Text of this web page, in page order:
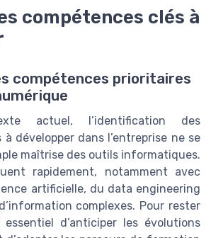
compétences clés à
compétences prioritaires
actuel, l’identification des
développer dans l’entreprise ne se
maîtrise des outils informatiques.
rapidement, notamment avec
artificielle, du data engineering
complexes. Pour rester
d’anticiper les évolutions